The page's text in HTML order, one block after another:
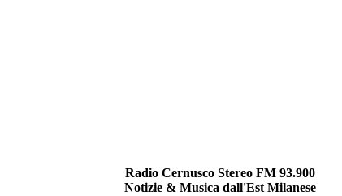
Radio Cernusco Stereo FM 93.900
Notizie & Musica dall'Est Milanese